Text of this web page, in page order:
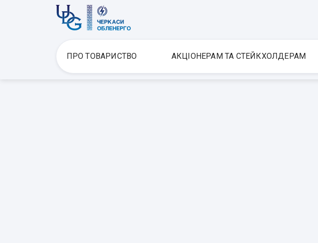
ПРО ТОВАРИСТВО АКЦІОНЕРАМ ТА СТЕЙКХОЛДЕРАМ